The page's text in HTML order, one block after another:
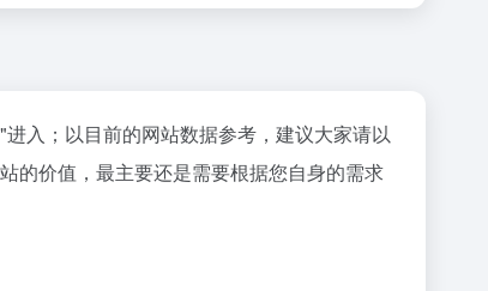
"进入；以目前的网站数据参考，建议大家请以
的价值，最主要还是需要根据您自身的需求